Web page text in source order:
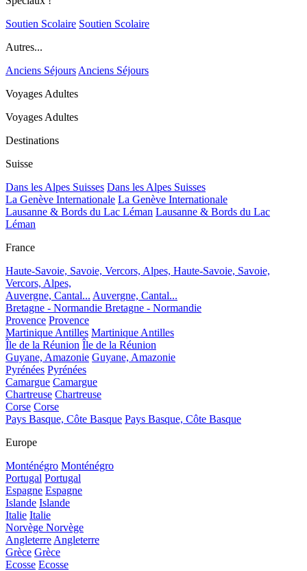
Soutien Scolaire Soutien Scolaire
Autres...
Anciens Séjours Anciens Séjours
Voyages Adultes
Voyages Adultes
Destinations
Suisse
Dans les Alpes Suisses Dans les Alpes Suisses
La Genève Internationale La Genève Internationale
Lausanne & Bords du Lac Léman Lausanne & Bords du Lac
Léman
France
Haute-Savoie, Savoie, Vercors, Alpes, Haute-Savoie, Savoie,
Vercors, Alpes,
Auvergne, Cantal... Auvergne, Cantal...
Bretagne - Normandie Bretagne - Normandie
Provence Provence
Martinique Antilles Martinique Antilles
Île de la Réunion Île de la Réunion
Guyane, Amazonie Guyane, Amazonie
Pyrénées Pyrénées
Camargue Camargue
Chartreuse Chartreuse
Corse Corse
Pays Basque, Côte Basque Pays Basque, Côte Basque
Europe
Monténégro Monténégro
Portugal Portugal
Espagne Espagne
Islande Islande
Italie Italie
Norvège Norvège
Angleterre Angleterre
Grèce Grèce
Ecosse Ecosse